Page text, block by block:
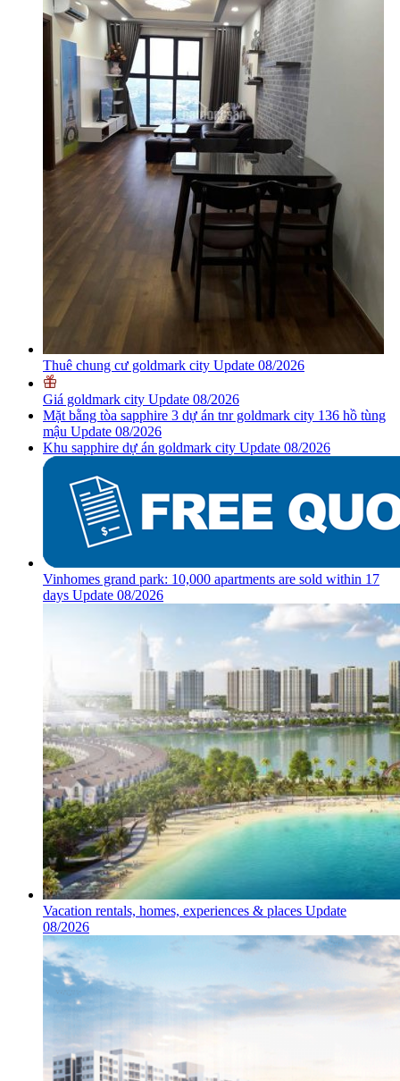
Thuê chung cư goldmark city Update 08/2026
Giá goldmark city Update 08/2026
Mặt bằng tòa sapphire 3 dự án tnr goldmark city 136 hồ tùng
mậu Update 08/2026
Khu sapphire dự án goldmark city Update 08/2026
Vinhomes grand park: 10,000 apartments are sold within 17
days Update 08/2026
Vacation rentals, homes, experiences & places Update
08/2026